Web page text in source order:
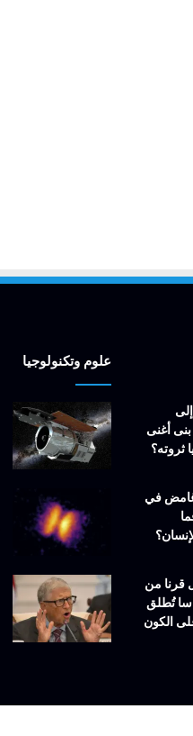
أغنى
ثروته؟
في
قرنا من
تُطلق
الكون
علوم وتكنولوجيا